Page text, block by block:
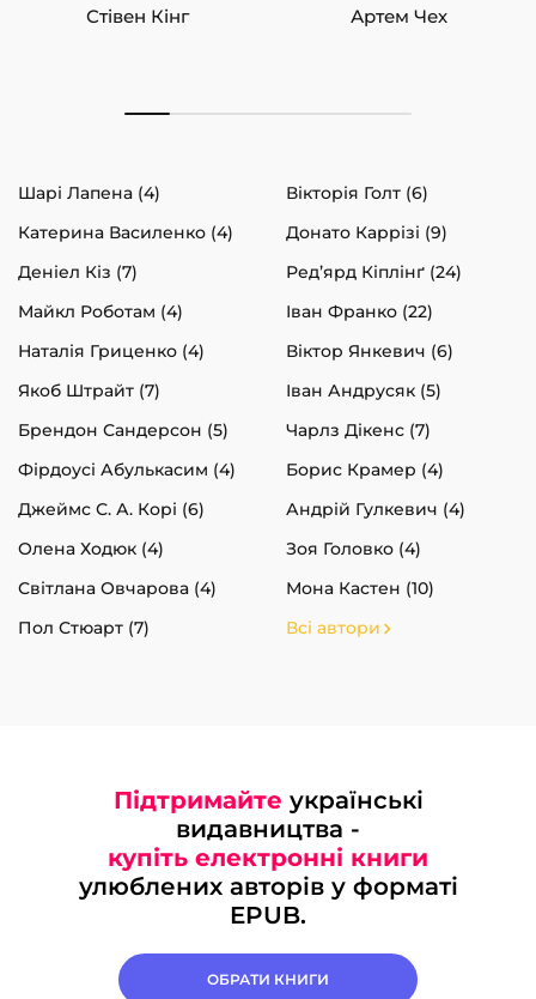
Стівен Кінг Артем Чех
Шарі Лапена (4)
Вікторія Голт (6)
Катерина Василенко (4)
Донато Каррізі (9)
Деніел Кіз (7)
Ред’ярд Кіплінґ (24)
Майкл Роботам (4)
Іван Франко (22)
Наталія Гриценко (4)
Віктор Янкевич (6)
Якоб Штрайт (7)
Іван Андрусяк (5)
Брендон Сандерсон (5)
Чарлз Дікенс (7)
Фірдоусі Абулькасим (4)
Борис Крамер (4)
Джеймс С. А. Корі (6)
Андрій Гулкевич (4)
Олена Ходюк (4)
Зоя Головко (4)
Світлана Овчарова (4)
Мона Кастен (10)
Пол Стюарт (7)
Всі автори
Підтримайте українські
видавництва -
купіть електронні книги
улюблених авторів у форматі
EPUB.
ОБРАТИ КНИГИ